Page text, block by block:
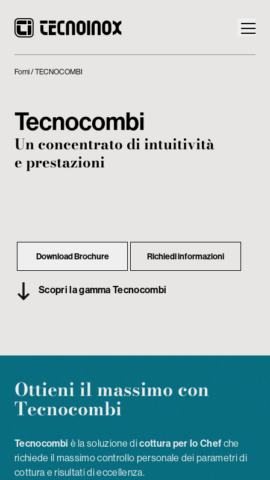
Prodotti
Mondo Tecnoinox
Contatti
My Tecnoinox
Forni TECNOCOMBI
Tecnocombi
Un concentrato di intuitività
e prestazioni
Scopri la gamma Tecnocombi
Download Brochure Richiedi informazioni
Ottieni il massimo con
Tecnocombi
Tecnocombi è la soluzione dicottura per lo Chef che
richiede il massimo controllo personale dei parametri di
cottura e risultati di eccellenza.